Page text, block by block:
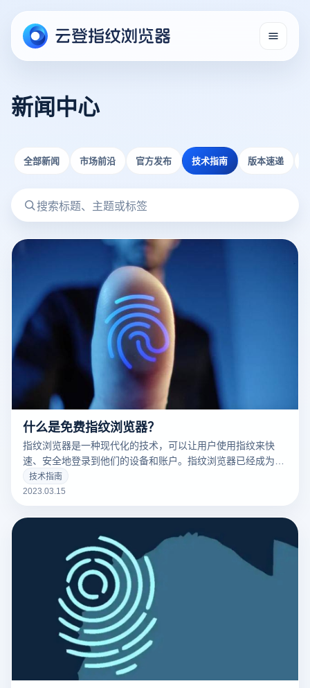
新闻中心
全部新闻 市场前沿 官方发布 技术指南 版本速递
什么是免费指纹浏览器？
指纹浏览器是一种现代化的技术，可以让用户使用指纹来快
速、安全地登录到他们的设备和账户。指纹浏览器已经成为了
现代科技的标志之一，并且越来越多的人开始使用它。
技术指南
2023.03.15